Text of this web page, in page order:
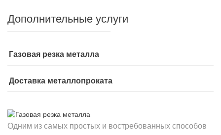
Дополнительные услуги
Газовая резка металла
Доставка металлопроката
Одним из самых простых и востребованных способов